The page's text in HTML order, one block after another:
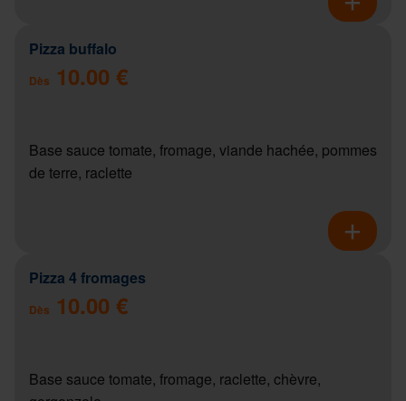
Pizza buffalo
Dès 10.00 €
Base sauce tomate, fromage, viande hachée, pommes
de terre, raclette
Pizza 4 fromages
Dès 10.00 €
Base sauce tomate, fromage, raclette, chèvre,